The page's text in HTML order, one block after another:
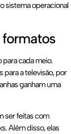
sistema operacional
cada meio.
para a televisão, por
ganham uma
ser feitas com
Além disso, elas